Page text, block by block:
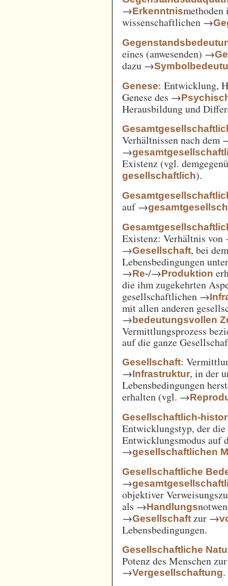
→Erkenntnismethoden
wissenschaftlichen →
eines (anwesenden) →
dazu →
Genese: Entwicklung,
Genese des →
Herausbildung und
Verhältnissen nach dem
→
Existenz (vgl.
gesellschaftlich).
auf →
Existenz: Verhältnis
→Gesellschaft, bei
Lebensbedingungen
→Re-/→Produktion
die ihm zugekehrten
gesellschaftlichen →
mit allen anderen
→bedeutungsvollen
Vermittlungsprozess
auf die ganze
Gesellschaft:
→Infrastruktur, in der
Lebensbedingungen
erhalten (vgl. →
Gesellschaftlich-
Entwicklungstyp, der
Entwicklungsmodus auf
→gesellschaftlichen
Gesellschaftliche
→
objektiver
als →Handlungs
→Gesellschaft zur →
Lebensbedingungen.
Gesellschaftliche
Potenz des Menschen
→Vergesellschaftung.